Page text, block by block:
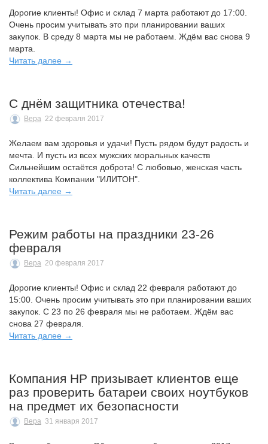
Дорогие клиенты! Офис и склад 7 марта работают до 17:00.
Очень просим учитывать это при планировании ваших
закупок. В среду 8 марта мы не работаем. Ждём вас снова 9
марта.
Читать далее →
С днём защитника отечества!
Вера 22 февраля 2017
Желаем вам здоровья и удачи! Пусть рядом будут радость и
мечта. И пусть из всех мужских моральных качеств
Сильнейшим остаётся доброта! С любовью, женская часть
коллектива Компании "ИЛИТОН".
Читать далее →
Режим работы на праздники 23-26
февраля
Вера 20 февраля 2017
Дорогие клиенты! Офис и склад 22 февраля работают до
15:00. Очень просим учитывать это при планировании ваших
закупок. С 23 по 26 февраля мы не работаем. Ждём вас
снова 27 февраля.
Читать далее →
Компания HP призывает клиентов еще
раз проверить батареи своих ноутбуков
на предмет их безопасности
Вера 31 января 2017